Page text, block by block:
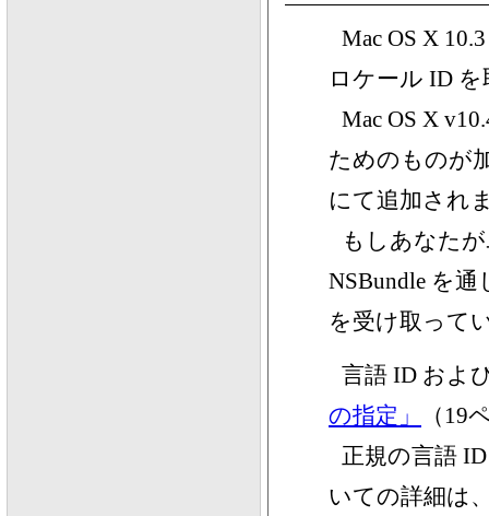
Mac OS X
ロケール ID
Mac OS X
ためのものが
にて追加され
もしあなた
NSBundle を
を受け取って
言語 ID およ
の指定」
（19
正規の言語
いての詳細は